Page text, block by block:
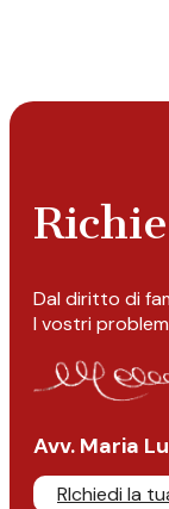
Dal diritto di
I vostri
Avv. Maria
RIchiedi la